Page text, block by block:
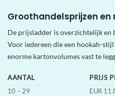
Groothandelsprijzen
De prijsladder is overzichtelijk en
Voor iedereen die een hookah-
enorme kartonvolumes vast te
AANTAL
PRIJS
10 – 29
EUR